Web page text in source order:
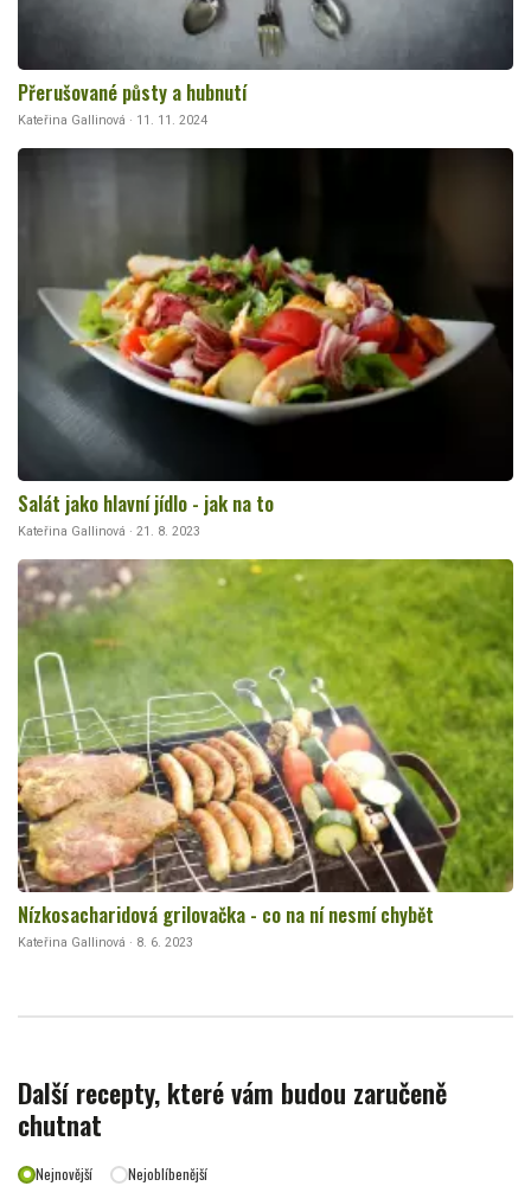
Přerušované půsty a hubnutí
Kateřina Gallinová · 11. 11. 2024
Salát jako hlavní jídlo - jak na to
Kateřina Gallinová · 21. 8. 2023
Nízkosacharidová grilovačka - co na ní nesmí chybět
Kateřina Gallinová · 8. 6. 2023
Další recepty, které vám budou zaručeně
chutnat
Nejnovější Nejoblíbenější